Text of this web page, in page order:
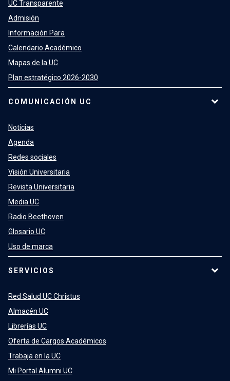
UC Transparente
Admisión
Información Para
Calendario Académico
Mapas de la UC
Plan estratégico 2026-2030
COMUNICACIÓN UC
Noticias
Agenda
Redes sociales
Visión Universitaria
Revista Universitaria
Media UC
Radio Beethoven
Glosario UC
Uso de marca
SERVICIOS
Red Salud UC Christus
Almacén UC
Librerías UC
Oferta de Cargos Académicos
Trabaja en la UC
Mi Portal Alumni UC